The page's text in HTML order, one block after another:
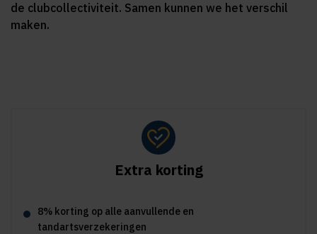
de clubcollectiviteit. Samen kunnen we het verschil
maken.
Extra korting
8% korting op alle aanvullende en
tandartsverzekeringen